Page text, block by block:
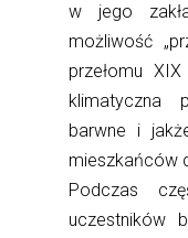
w jego
możliwość
przełomu
klimatyczna
barwne i
mieszkańców
Podczas
uczestników